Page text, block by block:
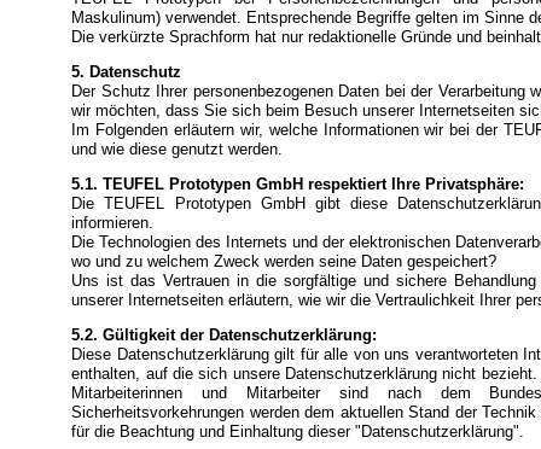
Maskulinum) verwendet. Entsprechende Begriffe gelten im Sinne
Die verkürzte Sprachform hat nur redaktionelle Gründe und
5. Datenschutz
Der Schutz Ihrer personenbezogenen Daten bei der
wir möchten, dass Sie sich beim Besuch unserer Internetseiten
Im Folgenden erläutern wir, welche Informationen wir bei der
und wie diese genutzt werden.
5.1. TEUFEL Prototypen GmbH respektiert Ihre Privatsphäre:
Die TEUFEL Prototypen GmbH gibt diese
informieren.
Die Technologien des Internets und der elektronischen
wo und zu welchem Zweck werden seine Daten gespeichert?
Uns ist das Vertrauen in die sorgfältige und sichere
unserer Internetseiten erläutern, wie wir die Vertraulichkeit Ihrer
5.2. Gültigkeit der Datenschutzerklärung:
Diese Datenschutzerklärung gilt für alle von uns verantworteten
enthalten, auf die sich unsere Datenschutzerklärung nicht
Mitarbeiterinnen und Mitarbeiter sind nach dem
Sicherheitsvorkehrungen werden dem aktuellen Stand der
für die Beachtung und Einhaltung dieser "Datenschutzerklärung".